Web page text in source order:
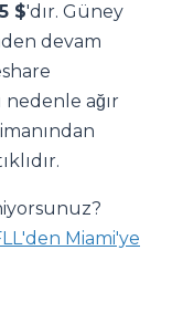
$'dır. Güney
devam
ağır
Miami'ye